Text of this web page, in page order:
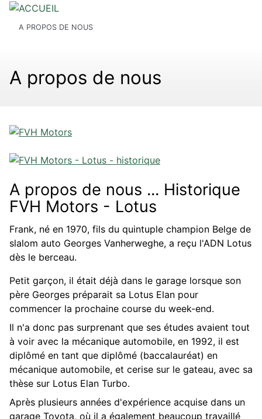
Aller
Hoofdnavigatie
Fil
A PROPOS DE NOUS
A propos de nous
A propos de nous ... Historique
FVH Motors - Lotus
Frank, né en 1970, fils du quintuple champion Belge de
slalom auto Georges Vanherweghe, a reçu l'ADN Lotus
dès le berceau.
Petit garçon, il était déjà dans le garage lorsque son
père Georges préparait sa Lotus Elan pour
commencer la prochaine course du week-end.
Il n'a donc pas surprenant que ses études avaient tout
à voir avec la mécanique automobile, en 1992, il est
diplômé en tant que diplômé (baccalauréat) en
mécanique automobile, et cerise sur le gateau, avec sa
thèse sur Lotus Elan Turbo.
Après plusieurs années d'expérience acquise dans un
garage Toyota, où il a également beaucoup travaillé